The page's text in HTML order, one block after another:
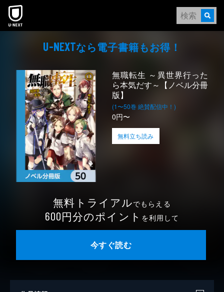
本文へスキップ
U-NEXTなら電⼦書籍もお得！
無職転生 ～異世界行った
ら本気だす～【ノベル分冊
版】
(1〜50巻 絶賛配信中！)
0円〜
無料立ち読み
無料トライアルでもらえる
600円分のポイント を利用して
今すぐ読む